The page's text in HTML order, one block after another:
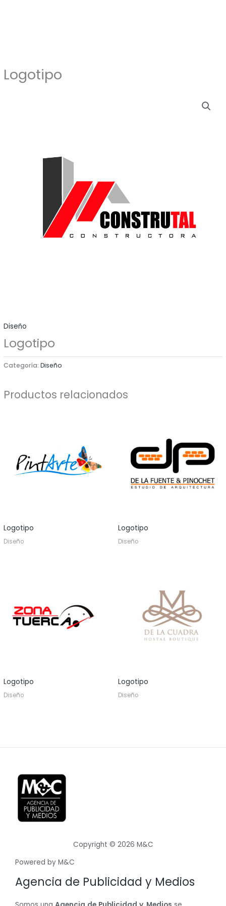
Logotipo
Diseño
Logotipo
Categoría:Diseño
Productos relacionados
Logotipo
Diseño
Logotipo
Diseño
Logotipo
Diseño
Logotipo
Diseño
Copyright © 2026 M&C
Powered by M&C
Agencia de Publicidad y Medios